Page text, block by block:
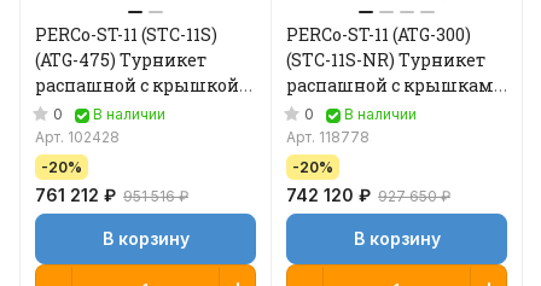
PERCo-ST-11 (STC-11S)
(ATG-475) Турникет
распашной с крышкой
из стали и резины со
створками 475 мм
0
В наличии
Арт. 102428
-20%
761 212 ₽ 951 516 ₽
В корзину
PERCo-ST-11 (ATG-300)
(STC-11S-NR) Турникет
распашной с крышками
из стали со створками
300 мм
0
В наличии
Арт. 118778
-20%
742 120 ₽ 927 650 ₽
В корзину